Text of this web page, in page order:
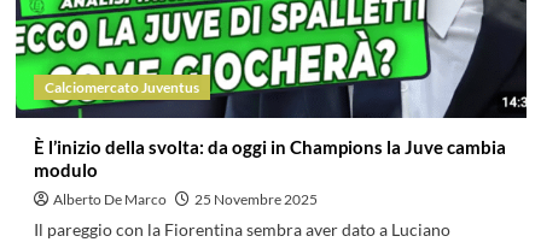
Calciomercato Juventus
È l’inizio della svolta: da oggi in Champions la Juve cambia
modulo
Alberto De Marco 25 Novembre 2025
Il pareggio con la Fiorentina sembra aver dato a Luciano